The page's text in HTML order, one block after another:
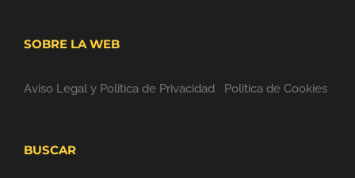
SOBRE LA WEB
Aviso Legal y Politica de Privacidad Politica de Cookies
BUSCAR